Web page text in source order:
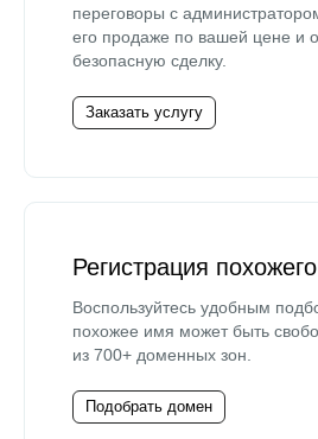
переговоры с
его продаже по вашей цене и
безопасную сделку.
Заказать услугу
Регистрация
Воспользуйтесь удобным
похожее имя может быть
из 700+ доменных зон.
Подобрать домен